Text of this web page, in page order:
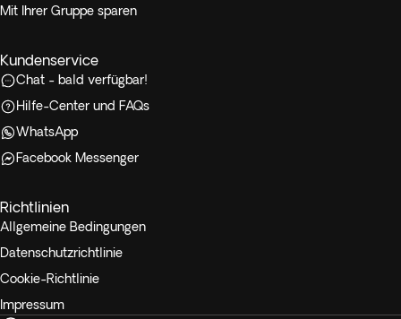
Mit Ihrer Gruppe sparen
Kundenservice
Chat - bald verfügbar!
Hilfe-Center und FAQs
WhatsApp
Facebook Messenger
Richtlinien
Allgemeine Bedingungen
Datenschutzrichtlinie
Cookie-Richtlinie
Impressum